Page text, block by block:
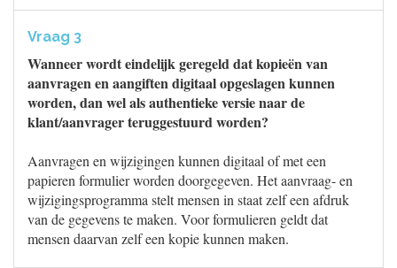
Vraag 3
Wanneer wordt eindelijk geregeld dat kopieën van
aanvragen en aangiften digitaal opgeslagen kunnen
worden, dan wel als authentieke versie naar de
klant/aanvrager teruggestuurd worden?
Aanvragen en wijzigingen kunnen digitaal of met een
papieren formulier worden doorgegeven. Het aanvraag- en
wijzigingsprogramma stelt mensen in staat zelf een afdruk
van de gegevens te maken. Voor formulieren geldt dat
mensen daarvan zelf een kopie kunnen maken.